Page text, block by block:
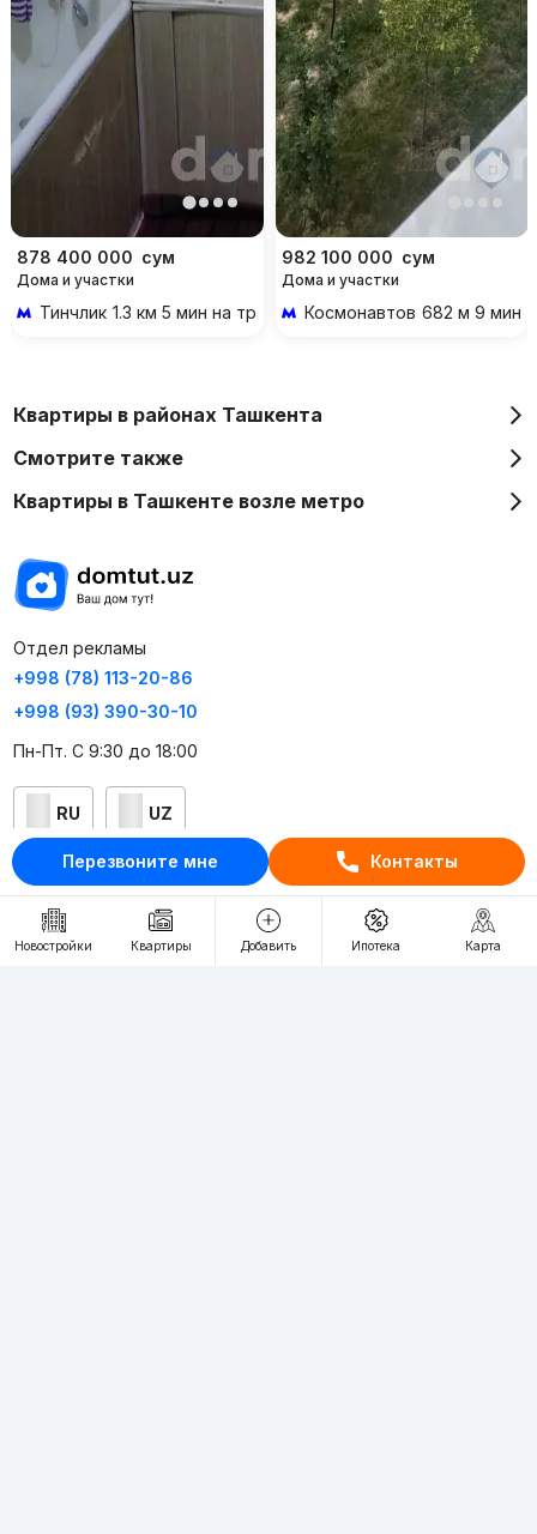
Перезвоните мне Контакты
878 400 000 сум
Дома и участки
Тинчлик 1.3 км 5 мин на транспорте
982 100 000 сум
Дома и участки
Космонавтов 682 м 9 мин
Новостройки Квартиры Добавить Ипотека Карта
Квартиры в районах Ташкента
Смотрите также
Квартиры в Ташкенте возле метро
Отдел рекламы
+998 (78) 113-20-86
+998 (93) 390-30-10
Пн-Пт. С 9:30 до 18:00
RU UZ
Контакты
О проекте